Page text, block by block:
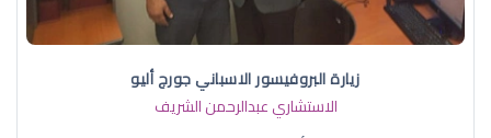
زيارة البروفيسور الاسباني جورج أليو
الاستشاري عبدالرحمن الشريف